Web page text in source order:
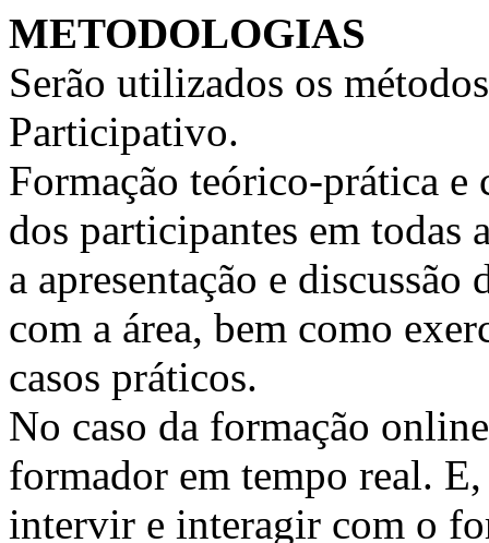
METODOLOGIAS
Serão utilizados os
Participativo.
Formação teórico-prática e
dos participantes em todas
a apresentação e
com a área, bem como
casos práticos.
No caso da formação
formador em tempo real.
intervir e interagir com o